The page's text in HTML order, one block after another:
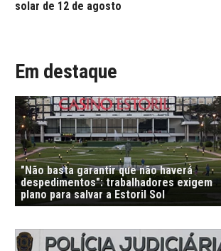
solar de 12 de agosto
Em destaque
"Não basta garantir que não haverá
despedimentos": trabalhadores exigem
plano para salvar a Estoril Sol